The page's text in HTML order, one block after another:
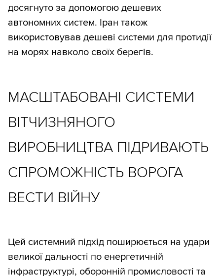
досягнуто за допомогою дешевих
автономних систем. Іран також
використовував дешеві системи для протидії
на морях навколо своїх берегів.
МАСШТАБОВАНІ СИСТЕМИ
ВІТЧИЗНЯНОГО
ВИРОБНИЦТВА ПІДРИВАЮТЬ
СПРОМОЖНІСТЬ ВОРОГА
ВЕСТИ ВІЙНУ
Цей системний підхід поширюється на удари
великої дальності по енергетичній
інфраструктурі, оборонній промисловості та